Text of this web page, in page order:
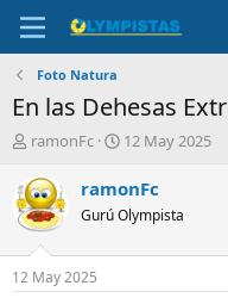
Foto Natura
En las Dehesas
I
i
c
i
a
d
o
ramonFc
F
c
h
a
i
12 May 2025
ramonFc
Gurú Olympista
12 May 2025